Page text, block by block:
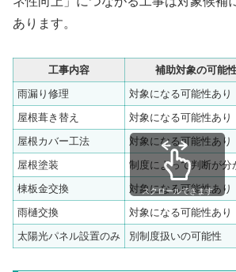
あります。
工事内容
補助対象の可能
雨漏り修理
対象になる可能性あり
屋根葺き替え
対象になる可能性あり
屋根カバー工法
対象になる可能性あり
屋根塗装
制度によって判断が分
棟板金交換
対象になる可能性あり
雨樋交換
対象になる可能性あり
太陽光パネル設置のみ
別制度扱いの可能性
スクロールできます